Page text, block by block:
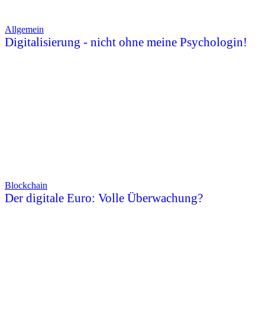
Allgemein
Digitalisierung - nicht ohne meine Psychologin!
Blockchain
Der digitale Euro: Volle Überwachung?